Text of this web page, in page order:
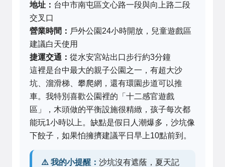
地址： 台中市南屯區文心路一段與向上路二段
交叉口
營業時間： 戶外公園24小時開放，兒童遊戲區
建議白天使用
捷運交通： 從水安宮站出口步行約3分鐘
這裡是台中最大的親子公園之一，有超大沙
坑、溜滑梯、攀爬網，還有環園步道可以推
車。我特別喜歡公園裡的「十二感官遊戲
區」，木頭做的平衡設施很精緻，孩子每次都
能玩1小時以上。缺點是假日人潮爆多，沙坑像
下餃子，如果怕擁擠建議平日早上10點前到。
⚠️ 我的小提醒： 沙坑沒有遮蔭，夏天記